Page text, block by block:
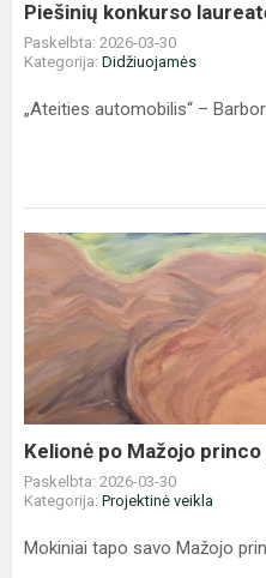
Piešinių konkurso
Paskelbta: 2026-03-30
Kategorija: Didžiuojamės
„Ateities automobilis“ –
Kelionė
po
Mažojo
princo
planetą
Kelionė po Mažojo
Paskelbta: 2026-03-30
Kategorija: Projektinė veikla
Mokiniai tapo savo Mažojo